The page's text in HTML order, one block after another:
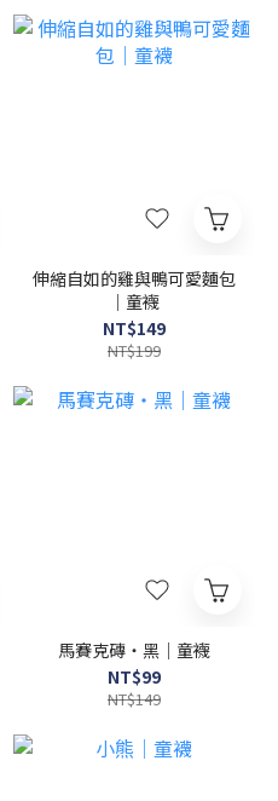
伸縮自如的雞與鴨可愛麵包
｜童襪
NT$149
NT$199
馬賽克磚・黑｜童襪
NT$99
NT$149